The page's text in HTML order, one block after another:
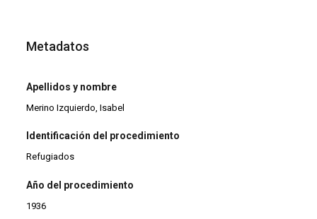
Metadatos
Apellidos y nombre
Merino Izquierdo, Isabel
Identificación del procedimiento
Refugiados
Año del procedimiento
1936